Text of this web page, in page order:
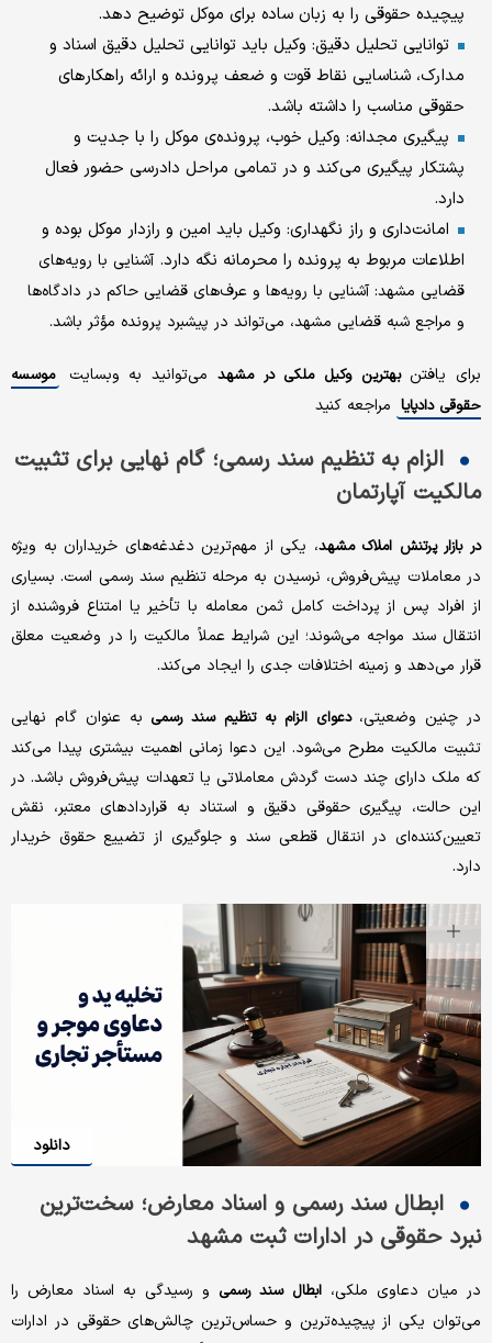
پیچیده حقوقی را به زبان ساده برای موکل توضیح دهد.
توانایی تحلیل دقیق: وکیل باید توانایی تحلیل دقیق اسناد و
مدارک، شناسایی نقاط قوت و ضعف پرونده و ارائه راهکارهای
حقوقی مناسب را داشته باشد.
پیگیری مجدانه: وکیل خوب، پرونده‌ی موکل را با جدیت و
پشتکار پیگیری می‌کند و در تمامی مراحل دادرسی حضور فعال
دارد.
امانت‌داری و راز نگهداری: وکیل باید امین و رازدار موکل بوده و
اطلاعات مربوط به پرونده را محرمانه نگه دارد. آشنایی با رویه‌های
قضایی مشهد: آشنایی با رویه‌ها و عرف‌های قضایی حاکم در دادگاه‌ها
و مراجع شبه قضایی مشهد، می‌تواند در پیشبرد پرونده مؤثر باشد.
برای یافتنبهترین وکیل ملکی در مشهد می‌توانید به وبسایت‌
موسسه
حقوقی دادپایا مراجعه کنید
الزام به تنظیم سند رسمی؛ گام نهایی برای تثبیت
مالکیت آپارتمان
در بازار پرتنش املاک مشهد، یکی از مهم‌ترین دغدغه‌های خریداران به ویژه
در معاملات پیش‌فروش، نرسیدن به مرحله تنظیم سند رسمی است. بسیاری
از افراد پس از پرداخت کامل ثمن معامله با تأخیر یا امتناع فروشنده از
انتقال سند مواجه می‌شوند؛ این شرایط عملاً مالکیت را در وضعیت معلق
قرار می‌دهد و زمینه اختلافات جدی را ایجاد می‌کند.
در چنین وضعیتی،دعوای الزام به تنظیم سند رسمی به عنوان گام نهایی
تثبیت مالکیت مطرح می‌شود. این دعوا زمانی اهمیت بیشتری پیدا می‌کند
که ملک دارای چند دست گردش معاملاتی یا تعهدات پیش‌فروش باشد. در
این حالت، پیگیری حقوقی دقیق و استناد به قراردادهای معتبر، نقش
تعیین‌کننده‌ای در انتقال قطعی سند و جلوگیری از تضییع حقوق خریدار
دارد.
دانلود
ابطال سند رسمی و اسناد معارض؛ سخت‌ترین
نبرد حقوقی در ادارات ثبت مشهد
در میان دعاوی ملکی، ابطال سند رسمی و رسیدگی به اسناد معارض را
می‌توان یکی از پیچیده‌ترین و حساس‌ترین چالش‌های حقوقی در ادارات